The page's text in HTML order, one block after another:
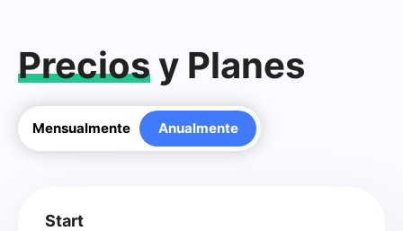
Preciosy Planes
Mensualmente Anualmente
Start